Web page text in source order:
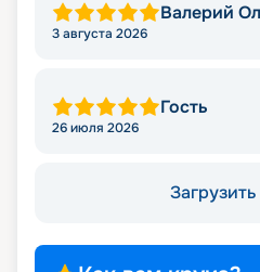
Валерий
3 августа 2026
Гость
26 июля 2026